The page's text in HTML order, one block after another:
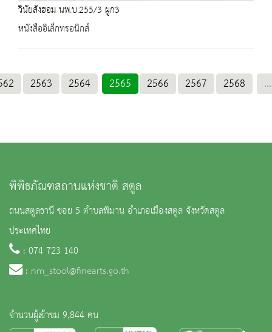
วินัยสังฮอม นพ.บ.255/3 ผูก3
หนังสืออิเล็กทรอนิกส์
2563 2564 2565 2566 2567 2568 ...
พิพิธภัณฑสถานแห่งชาติ สตูล
ถนนสตูลธานี ซอย 5 ตำบลพิมาน อำเภอเมืองสตูล จังหวัดสตูล
ประเทศไทย
: 074 723 140
: nm_stool@finearts.go.th
จำนวนผู้เข้าชม 9,844 คน